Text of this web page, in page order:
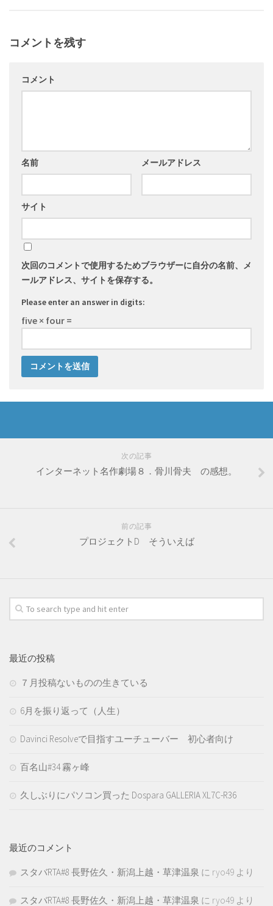
コメントを残す
コメント
名前 メールアドレス
サイト
次回のコメントで使用するためブラウザーに自分の名前、メ
ールアドレス、サイトを保存する。
Please enter an answer in digits:
five × four =
次の記事
インターネット名作劇場８．骨川骨夫 の感想。
前の記事
プロジェクトD そういえば
最近の投稿
７月投稿ないものの生きている
6月を振り返って（人生）
Davinci Resolveで目指すユーチューバー 初心者向け
百名山#34 霧ヶ峰
久しぶりにパソコン買った Dospara GALLERIA XL7C-R36
最近のコメント
スタバRTA#8 長野佐久・新潟上越・草津温泉 に ryo49 より
スタバRTA#8 長野佐久・新潟上越・草津温泉 に ryo49 より